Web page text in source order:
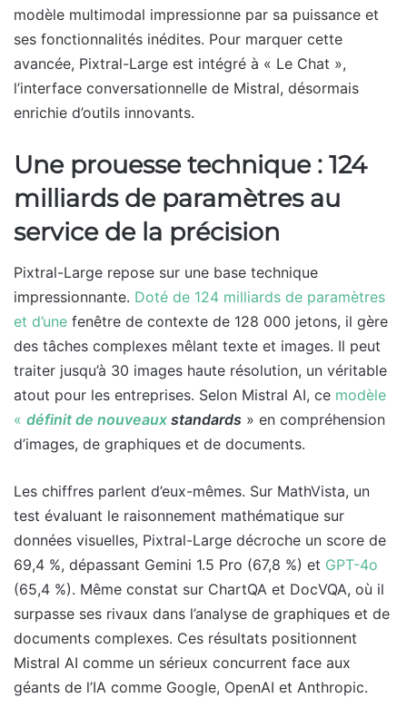
modèle multimodal impressionne par sa puissance et
ses fonctionnalités inédites. Pour marquer cette
avancée, Pixtral-Large est intégré à « Le Chat »,
l’interface conversationnelle de Mistral, désormais
enrichie d’outils innovants.
Une prouesse technique : 124
milliards de paramètres au
service de la précision
Pixtral-Large repose sur une base technique
impressionnante. Doté de 124 milliards de paramètres
et d’une fenêtre de contexte de 128 000 jetons, il gère
des tâches complexes mêlant texte et images. Il peut
traiter jusqu’à 30 images haute résolution, un véritable
atout pour les entreprises. Selon Mistral AI, ce modèle
« définit de nouveaux standards » en compréhension
d’images, de graphiques et de documents.
Les chiffres parlent d’eux-mêmes. Sur MathVista, un
test évaluant le raisonnement mathématique sur
données visuelles, Pixtral-Large décroche un score de
69,4 %, dépassant Gemini 1.5 Pro (67,8 %) et GPT-4o
(65,4 %). Même constat sur ChartQA et DocVQA, où il
surpasse ses rivaux dans l’analyse de graphiques et de
documents complexes. Ces résultats positionnent
Mistral AI comme un sérieux concurrent face aux
géants de l’IA comme Google, OpenAI et Anthropic.